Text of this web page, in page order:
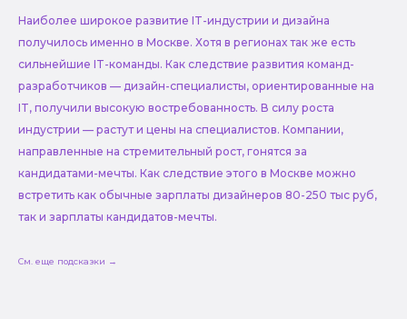
Наиболее широкое развитие IT-индустрии и дизайна
получилось именно в Москве. Хотя в регионах так же есть
сильнейшие IT-команды. Как следствие развития команд-
разработчиков — дизайн-специалисты, ориентированные на
IT, получили высокую востребованность. В силу роста
индустрии — растут и цены на специалистов. Компании,
направленные на стремительный рост, гонятся за
кандидатами-мечты. Как следствие этого в Москве можно
встретить как обычные зарплаты дизайнеров 80-250 тыс руб,
так и зарплаты кандидатов-мечты.
См. еще подсказки →